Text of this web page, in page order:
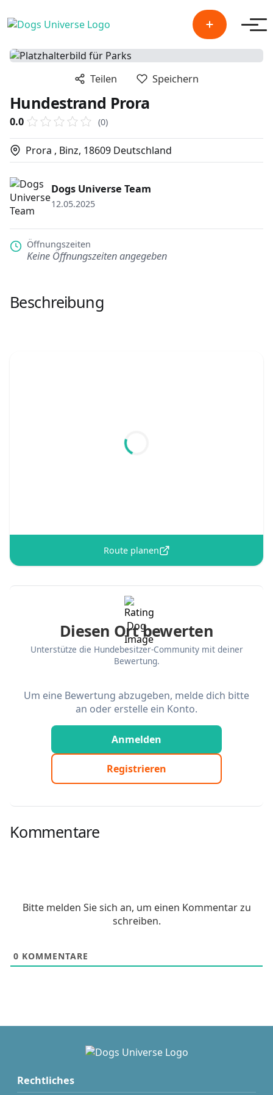
Teilen Speichern
Hundestrand Prora
0.0 (0)
Prora , Binz, 18609 Deutschland
Dogs Universe Team
12.05.2025
Öffnungszeiten
Keine Öffnungszeiten angegeben
Beschreibung
Route planen
Diesen Ort bewerten
Unterstütze die Hundebesitzer-Community mit deiner
Bewertung.
Um eine Bewertung abzugeben, melde dich bitte
an oder erstelle ein Konto.
Anmelden
Registrieren
Kommentare
Bitte melden Sie sich an, um einen Kommentar zu
schreiben.
0 KOMMENTARE
Rechtliches